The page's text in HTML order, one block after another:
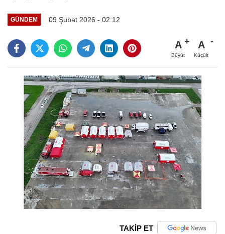
GÜNDEM 09 Şubat 2026 - 02:12
A
Büyüt
A
Küçült
TAKİP ET